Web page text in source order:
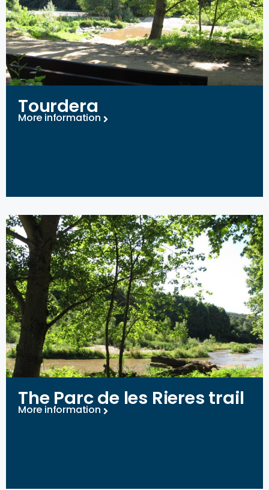
Tourdera
More information
The Parc de les Rieres trail
More information